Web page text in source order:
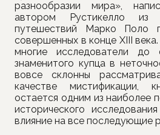
разнообразии мира»,
автором Рустикелло
путешествий Марко Поло
совершенных в конце XIII
многие исследователи
знаменитого купца в
вовсе склонны
качестве мистификации,
остается одним из наиболее
исторического
влияние на все последующие